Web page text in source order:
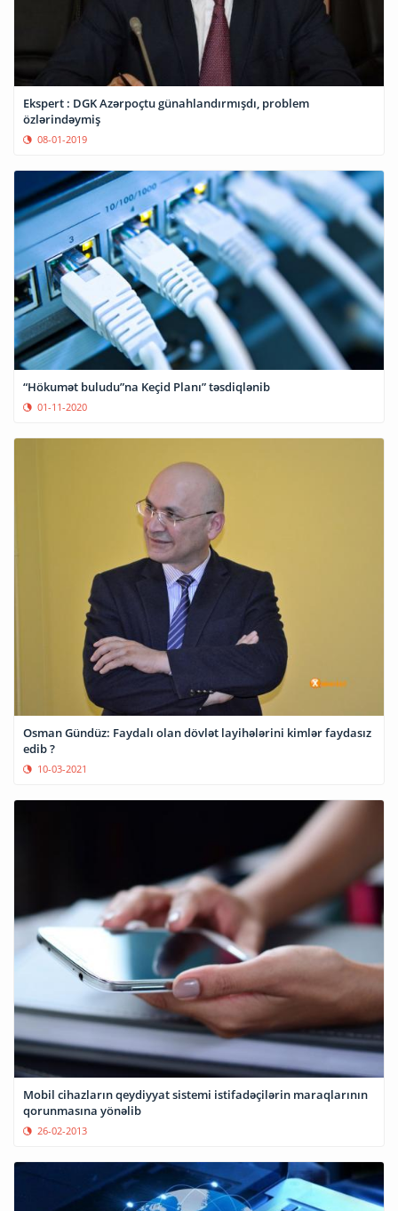
Ekspert : DGK Azərpoçtu günahlandırmışdı, problem
özlərindəymiş
08-01-2019
“Hökumət buludu”na Keçid Planı” təsdiqlənib
01-11-2020
Osman Gündüz: Faydalı olan dövlət layihələrini kimlər faydasız
edib ?
10-03-2021
Mobil cihazların qeydiyyat sistemi istifadəçilərin maraqlarının
qorunmasına yönəlib
26-02-2013